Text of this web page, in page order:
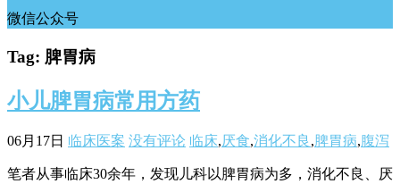
微信公众号
Tag: 脾胃病
小儿脾胃病常用方药
06月17日 临床医案 没有评论 临床,厌食,消化不良 ,脾胃病,腹泻
笔者从事临床30余年，发现儿科以脾胃病为多，消化不良、厌